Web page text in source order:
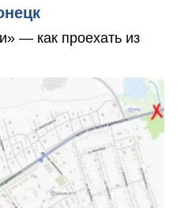
— как проехать из